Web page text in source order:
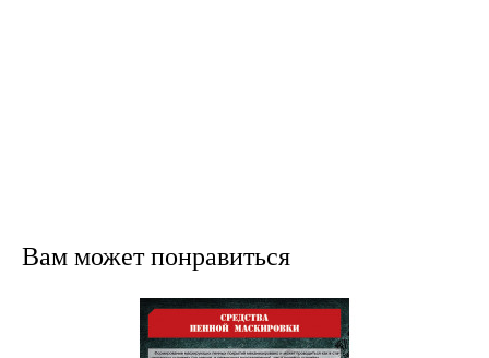
Вам может понравиться